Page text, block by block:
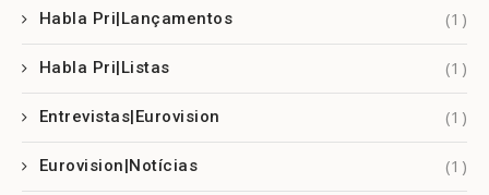
Habla Pri|Lançamentos (1)
Habla Pri|Listas (1)
Entrevistas|Eurovision (1)
Eurovision|Notícias (1)